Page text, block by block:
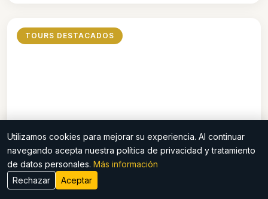
TOURS DESTACADOS
$70
Waqrapukara
Utilizamos cookies para mejorar su experiencia. Al continuar
navegando acepta nuestra política de privacidad y tratamiento
de datos personales. Más información
Rechazar
Aceptar